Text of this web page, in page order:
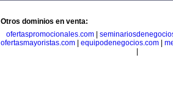
Otros dominios en venta:
ofertaspromocionales.com
ofertasmayoristas.com
equipodenegocios.com